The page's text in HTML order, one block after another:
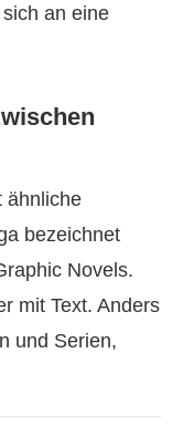
an eine
ähnliche
bezeichnet
Novels.
mit Text. Anders
und Serien,